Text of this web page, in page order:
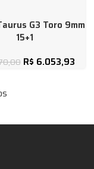
G3 Toro 9mm
15+1
R$ 6.053,93